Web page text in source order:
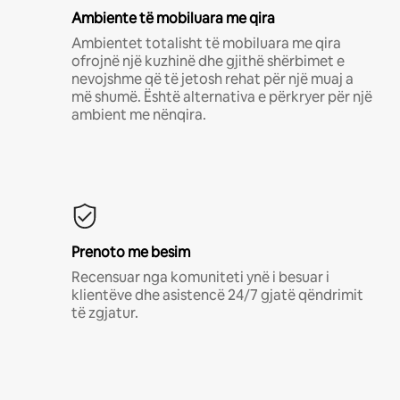
Ambiente të mobiluara me qira
Ambientet totalisht të mobiluara me qira
ofrojnë një kuzhinë dhe gjithë shërbimet e
nevojshme që të jetosh rehat për një muaj a
më shumë. Është alternativa e përkryer për një
ambient me nënqira.
Prenoto me besim
Recensuar nga komuniteti ynë i besuar i
klientëve dhe asistencë 24/7 gjatë qëndrimit
të zgjatur.